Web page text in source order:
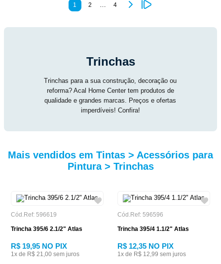
1 2 … 4
Trinchas
Trinchas para a sua construção, decoração ou
reforma? Acal Home Center tem produtos de
qualidade e grandes marcas. Preços e ofertas
imperdíveis! Confira!
Mais vendidos em Tintas > Acessórios para
Pintura > Trinchas
Cód.Ref: 596619
Trincha 395/6 2.1/2" Atlas
R$ 19,95 NO PIX
1x de R$ 21,00 sem juros
Cód.Ref: 596596
Trincha 395/4 1.1/2" Atlas
R$ 12,35 NO PIX
1x de R$ 12,99 sem juros